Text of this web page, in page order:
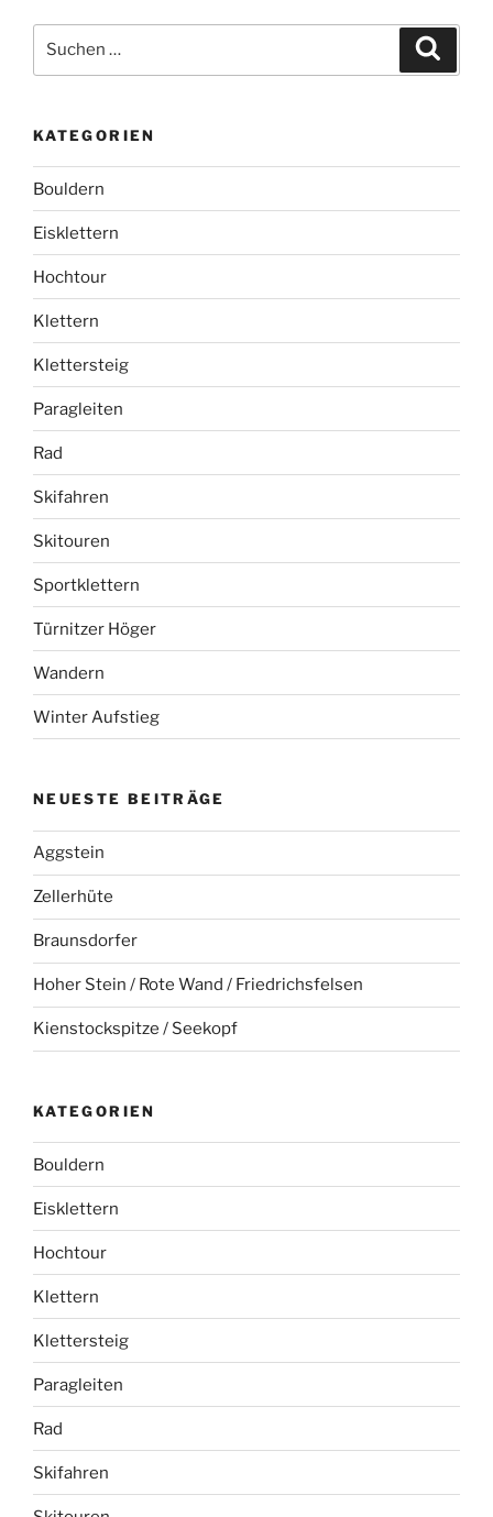
nach:
KATEGORIEN
Bouldern
Eisklettern
Hochtour
Klettern
Klettersteig
Paragleiten
Rad
Skifahren
Skitouren
Sportklettern
Türnitzer Höger
Wandern
Winter Aufstieg
NEUESTE BEITRÄGE
Aggstein
Zellerhüte
Braunsdorfer
Hoher Stein / Rote Wand / Friedrichsfelsen
Kienstockspitze / Seekopf
KATEGORIEN
Bouldern
Eisklettern
Hochtour
Klettern
Klettersteig
Paragleiten
Rad
Skifahren